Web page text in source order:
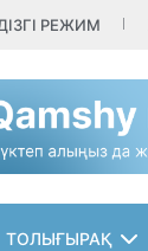
РЕЖИМ
ТОЛЫҒЫРАҚ